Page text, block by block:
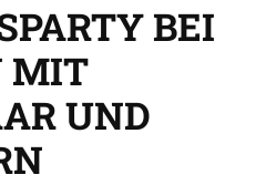
BEI
MIT
UND